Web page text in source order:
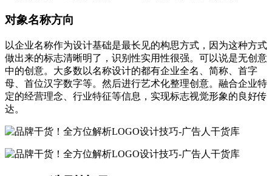
对象名称方向
以企业名称作为设计基础是最长见的构思方式，因为这种方式
做出来的标志清晰明了，识别性实用性很强。可以说是无创意
中的创意。大多数以名称设计的都有企业全名、简称、首字
母、首位汉字数字等。然后进行艺术化整理创意。融合企业特
定的经营理念、行业特征等信息，实现标志视觉形象的良好传
达。